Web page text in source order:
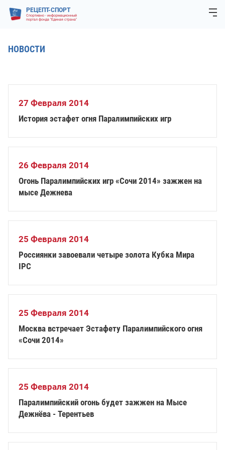
РЕЦЕПТ-СПОРТ
Спортивно - информационный
портал фонда "Единая страна"
НОВОСТИ
27 Февраля 2014
История эстафет огня Паралимпийских игр
26 Февраля 2014
Огонь Паралимпийских игр «Сочи 2014» зажжен на
мысе Дежнева
25 Февраля 2014
Россиянки завоевали четыре золота Кубка Мира
IPC
25 Февраля 2014
Москва встречает Эстафету Паралимпийского огня
«Сочи 2014»
25 Февраля 2014
Паралимпийский огонь будет зажжен на Мысе
Дежнёва - Терентьев